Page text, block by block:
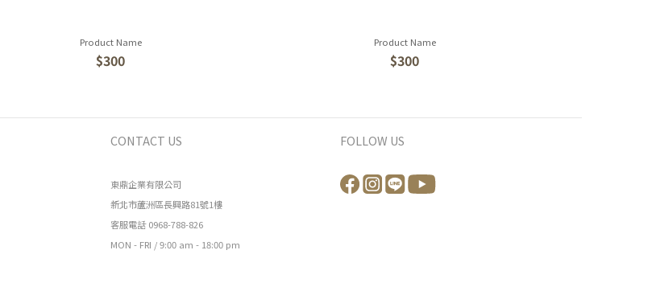
Product Name
$300
Product Name
$300
CONTACT US
東鼎企業有限公司
新北市蘆洲區長興路81號1樓
客服電話 0968-788-826
MON - FRI / 9:00 am - 18:00 pm
FOLLOW US